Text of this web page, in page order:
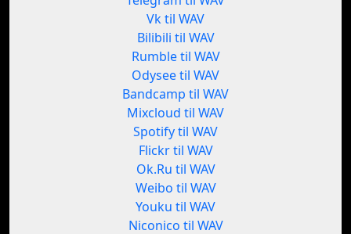
Vk til WAV
Bilibili til WAV
Rumble til WAV
Odysee til WAV
Bandcamp til WAV
Mixcloud til WAV
Spotify til WAV
Flickr til WAV
Ok.Ru til WAV
Weibo til WAV
Youku til WAV
Niconico til WAV